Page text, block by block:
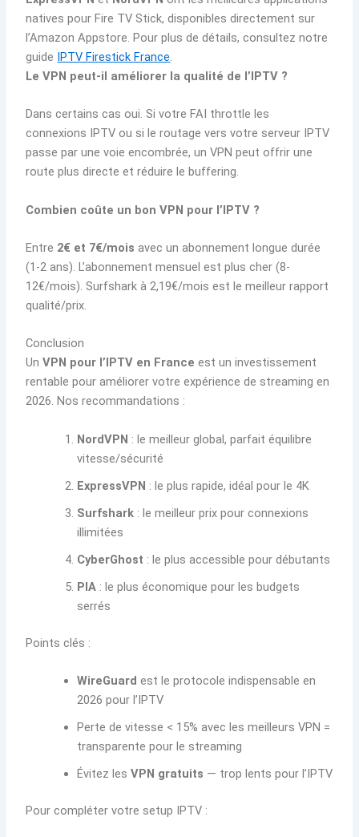
natives pour Fire TV Stick, disponibles directement sur
l’Amazon Appstore. Pour plus de détails, consultez notre
guide IPTV Firestick France.
Le VPN peut-il améliorer la qualité de l’IPTV ?
Dans certains cas oui. Si votre FAI throttle les
connexions IPTV ou si le routage vers votre serveur IPTV
passe par une voie encombrée, un VPN peut offrir une
route plus directe et réduire le buffering.
Combien coûte un bon VPN pour l’IPTV ?
Entre 2€ et 7€/mois avec un abonnement longue durée
(1-2 ans). L’abonnement mensuel est plus cher (8-
12€/mois). Surfshark à 2,19€/mois est le meilleur rapport
qualité/prix.
Conclusion
UnVPN pour l’IPTV en France est un investissement
rentable pour améliorer votre expérience de streaming en
2026. Nos recommandations :
NordVPN : le meilleur global, parfait équilibre
vitesse/sécurité
ExpressVPN : le plus rapide, idéal pour le 4K
Surfshark : le meilleur prix pour connexions
illimitées
CyberGhost : le plus accessible pour débutants
PIA : le plus économique pour les budgets
serrés
Points clés :
WireGuard est le protocole indispensable en
2026 pour l’IPTV
Perte de vitesse < 15% avec les meilleurs VPN =
transparente pour le streaming
Évitez lesVPN gratuits — trop lents pour l’IPTV
Pour compléter votre setup IPTV :